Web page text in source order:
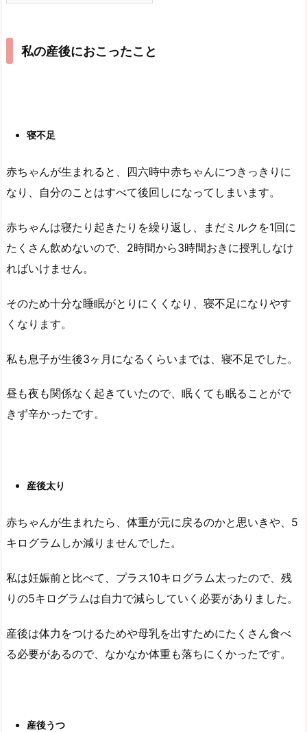
私の産後におこったこと
寝不足
赤ちゃんが生まれると、四六時中赤ちゃんにつきっきりに
なり、自分のことはすべて後回しになってしまいます。
赤ちゃんは寝たり起きたりを繰り返し、まだミルクを1回に
たくさん飲めないので、2時間から3時間おきに授乳しなけ
ればいけません。
そのため十分な睡眠がとりにくくなり、寝不足になりやす
くなります。
私も息子が生後3ヶ月になるくらいまでは、寝不足でした。
昼も夜も関係なく起きていたので、眠くても眠ることがで
きず辛かったです。
産後太り
赤ちゃんが生まれたら、体重が元に戻るのかと思いきや、5
キログラムしか減りませんでした。
私は妊娠前と比べて、プラス10キログラム太ったので、残
りの5キログラムは自力で減らしていく必要がありました。
産後は体力をつけるためや母乳を出すためにたくさん食べ
る必要があるので、なかなか体重も落ちにくかったです。
産後うつ